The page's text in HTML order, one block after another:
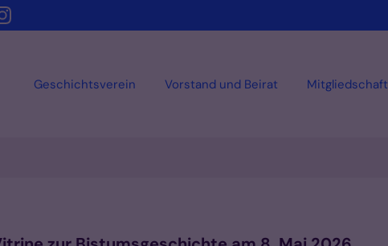
Geschichtsverein Vorstand und Beirat Mitgliedschaft